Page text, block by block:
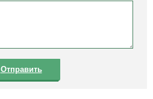
Отправить